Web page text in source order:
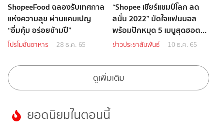
ShopeeFood ฉลองรับเทศกาล
แห่งความสุข ผ่านแคมเปญ
“อิ่มคุ้ม อร่อยข้ามปี”
โปรโมชั่นอาหาร 28 ธ.ค. 65
“Shopee เชียร์แชมป์โลก ลด
สนั่น 2022” มัดใจแฟนบอล
พร้อมปักหมุด 5 เมนูสุดฮอต
บน ShopeeFood
ข่าวประชาสัมพันธ์ 10 ธ.ค. 65
ดูเพิ่มเติม
ยอดนิยมในตอนนี้